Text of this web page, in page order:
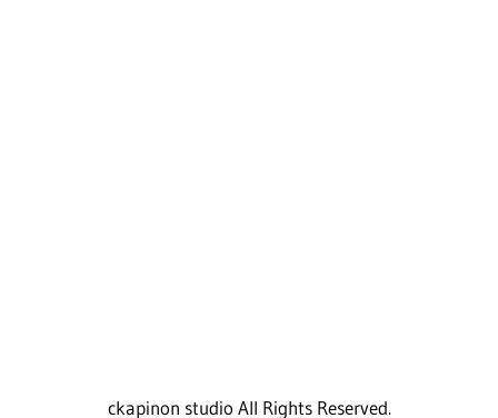
ckapinon studio All Rights Reserved.